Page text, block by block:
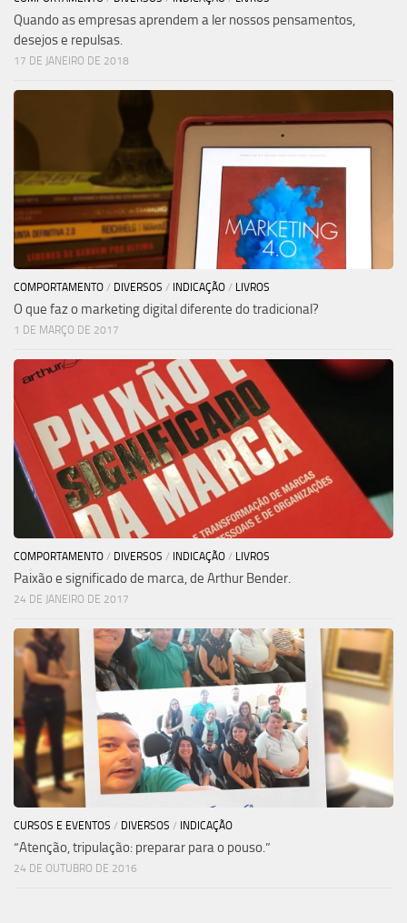
Quando as empresas aprendem a ler nossos pensamentos,
desejos e repulsas.
17 DE JANEIRO DE 2018
COMPORTAMENTO / DIVERSOS / INDICAÇÃO / LIVROS
O que faz o marketing digital diferente do tradicional?
1 DE MARÇO DE 2017
COMPORTAMENTO / DIVERSOS / INDICAÇÃO / LIVROS
Paixão e significado de marca, de Arthur Bender.
24 DE JANEIRO DE 2017
CURSOS E EVENTOS / DIVERSOS / INDICAÇÃO
“Atenção, tripulação: preparar para o pouso.”
24 DE OUTUBRO DE 2016